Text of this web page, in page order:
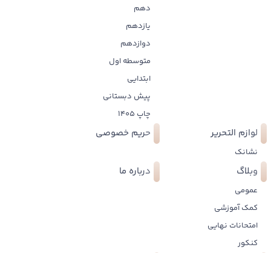
دهم
یازدهم
دوازدهم
متوسطه اول
ابتدایی
پیش دبستانی
چاپ 1405
لوازم التحریر
نشانک
حریم خصوصی
وبلاگ
عمومی
کمک آموزشی
امتحانات نهایی
کنکور
درباره ما